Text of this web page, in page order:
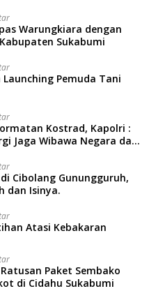
Warungkiara dengan
Kabupaten Sukabumi
Pemuda Tani
Kostrad, Kapolri :
Jaga Wibawa Negara dan
Cibolang Gunungguruh,
dan Isinya.
Atasi Kebakaran
Paket Sembako
di Cidahu Sukabumi